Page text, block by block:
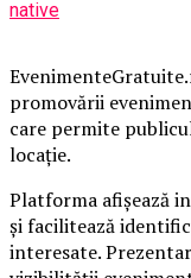
native
promovării
care permite
locație.
Platforma afișează
și facilitează
interesate.